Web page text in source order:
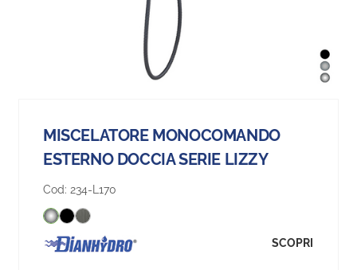
MISCELATORE MONOCOMANDO
ESTERNO DOCCIA SERIE LIZZY
Cod: 234-L170
SCOPRI